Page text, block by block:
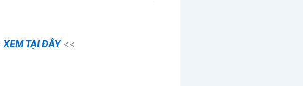
XEM TẠI ĐÂY<<